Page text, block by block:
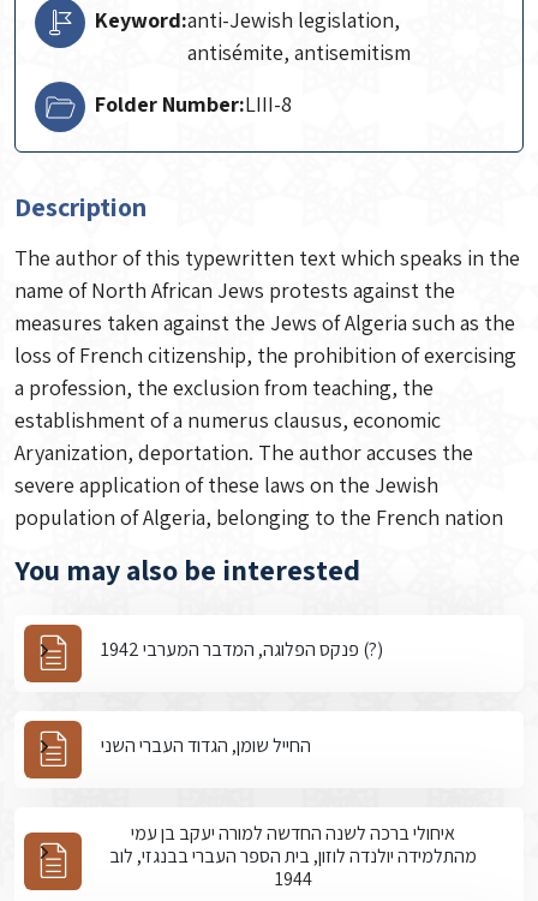
Keyword:anti-Jewish legislation,
antisémite, antisemitism
Folder Number:LIII-8
Description
The author of this typewritten text which speaks in the
name of North African Jews protests against the
measures taken against the Jews of Algeria such as the
loss of French citizenship, the prohibition of exercising
a profession, the exclusion from teaching, the
establishment of a numerus clausus, economic
Aryanization, deportation. The author accuses the
severe application of these laws on the Jewish
population of Algeria, belonging to the French nation
You may also be interested
פנקס הפלוגה, המדבר המערבי 1942 (?)
החייל שומן, הגדוד העברי השני
איחולי ברכה לשנה החדשה למורה יעקב בן עמי
מהתלמידה יולנדה לוזון, בית הספר העברי בבנגזי, לוב
1944